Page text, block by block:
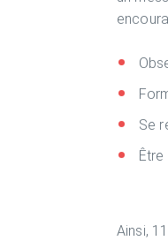
Se
Ainsi,